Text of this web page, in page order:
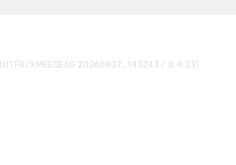
(UTF8/XMEEQE5G 20260807_143243 / 8.4.23)